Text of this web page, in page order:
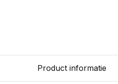
Product informatie